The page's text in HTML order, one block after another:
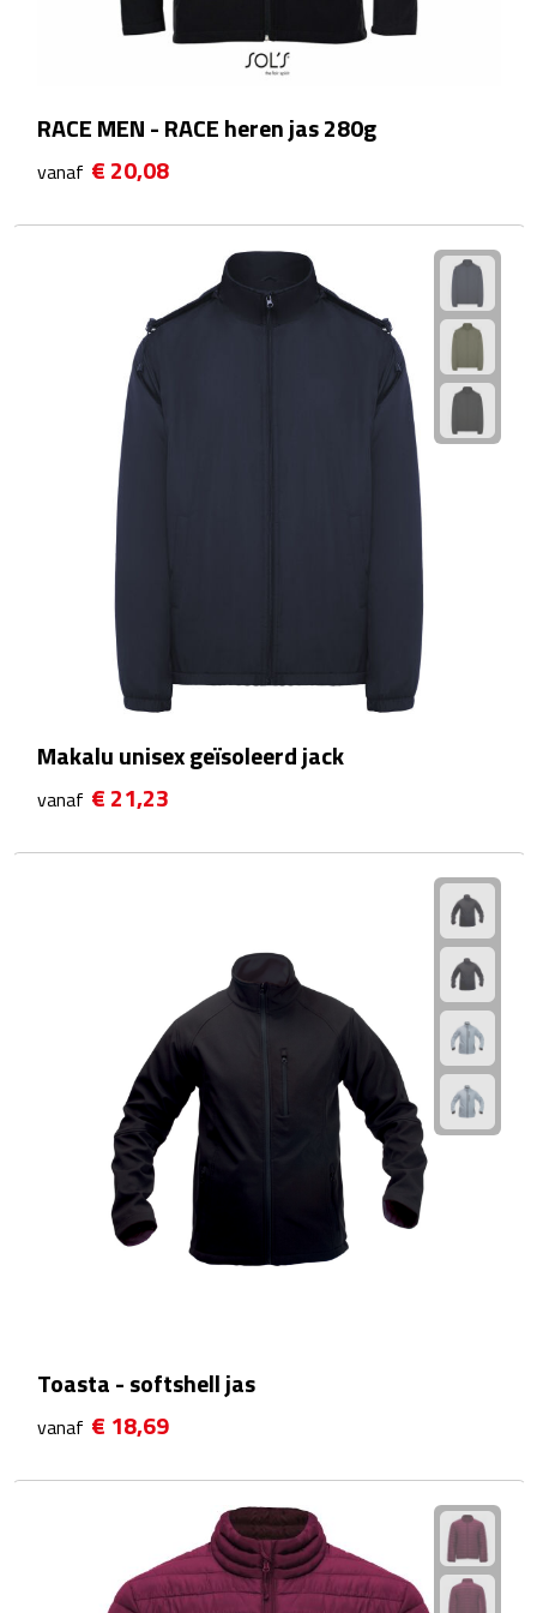
Waterflessen
Glazen & karaffen
Dubbelwandige glazen
Champagneglazen
Cocktailglazen
Wijnglazen
Koffieglazen
Theeglazen
Kopjes & Mokken
Mokken
Schoteltjes
Agenda's & Kalenders
Beurs & Evenementen
Bureau Toebehoren
RACE MEN - RACE heren jas 280g
vanaf € 20,08
Makalu unisex geïsoleerd jack
vanaf € 21,23
Toasta - softshell jas
vanaf € 18,69